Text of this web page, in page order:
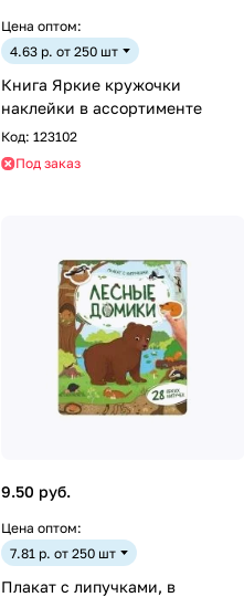
Цена оптом:
4.63 р. от 250 шт
Книга Яркие кружочки
наклейки в ассортименте
Код: 123102
Под заказ
9.50 руб.
Цена оптом:
7.81 р. от 250 шт
Плакат с липучками, в